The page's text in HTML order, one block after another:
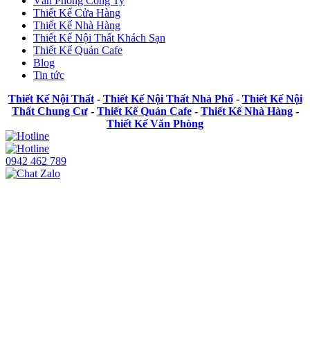
Thiết Kế Cửa Hàng
Thiết Kế Nhà Hàng
Thiết Kế Nội Thất Khách Sạn
Thiết Kế Quán Cafe
Blog
Tin tức
Thiết Kế Nội Thất- Thiết Kế Nội Thất Nhà Phố- Thiết Kế Nội
Thất Chung Cư- Thiết Kế Quán Cafe- Thiết Kế Nhà Hàng-
Thiết Kế Văn Phòng
0942 462 789